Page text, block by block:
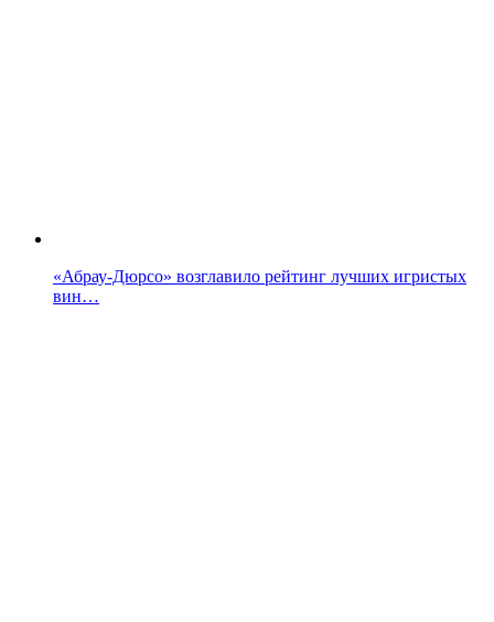
«Абрау-Дюрсо» возглавило рейтинг лучших игристых
вин…